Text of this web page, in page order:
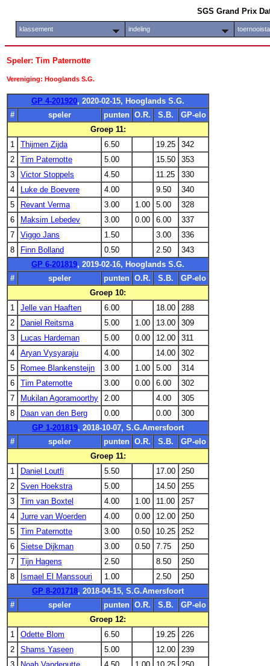
SGS Grand Prix
klassement indeling
Speler: Tim Paternotte
Vereniging: Hooglands S.G.
GP 4-201920, 2020-02-15, Hooglands S.G.
#
speler punten O.R. S.B.
GP-elo
Groep 11:
1
Thijmen Zijda 6.50 19.25
342
2
Tim Paternotte 5.00 15.50
353
3
Victor Stoppels 4.50 11.25
330
4
Luke de Boevere 4.00 9.50
340
5
Revant Verma 3.00 1.00 5.00
328
6
Maksim Lebedev 3.00 0.00 6.00
337
7
Viggo Jans 1.50 3.00
336
8
Finn Bolland 0.50 2.50
343
GP 6-201819, 2019-02-16, Hooglands S.G.
#
speler punten O.R. S.B.
GP-elo
Groep 10:
1
Jelle van Haaften 6.00 18.00
288
2
Daniel Reitsma 5.00 1.00 13.00
309
3
Lucas Hardeman 5.00 0.00 12.00
311
4
Aryan Vysyaraju 4.00 14.00
302
5
Romee Blankensteijn 3.00 1.00 5.00
314
6
Tim Paternotte 3.00 0.00 6.00
302
7
Mukilan Agoramoorthy 2.00 4.00
305
8
Daan van den Berg 0.00 0.00
300
GP 1-201819, 2018-10-07, S.G.Amersfoort
#
speler punten O.R. S.B.
GP-elo
Groep 11:
1
Daniel Loutfi 5.50 17.00
250
2
Sven Hoekstra 5.00 14.50
255
3
Tim van Boxtel 4.00 1.00 11.00
257
4
Jurre van Woerden 4.00 0.00 12.00
250
5
Tim Paternotte 3.00 0.50 10.25
252
6
Sietse Dijkman 3.00 0.50 7.75
250
7
Tijn Hagens 2.50 8.50
250
8
Ismael El Manssouri 1.00 2.50
250
GP 8-201718, 2018-04-15, S.G.Amersfoort
#
speler punten O.R. S.B.
GP-elo
Groep 12:
1
Odette Blom 6.50 19.25
226
2
Shams Yaseen 5.00 12.00
239